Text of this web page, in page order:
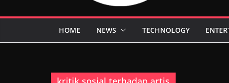
HOME NEWS TECHNOLOGY